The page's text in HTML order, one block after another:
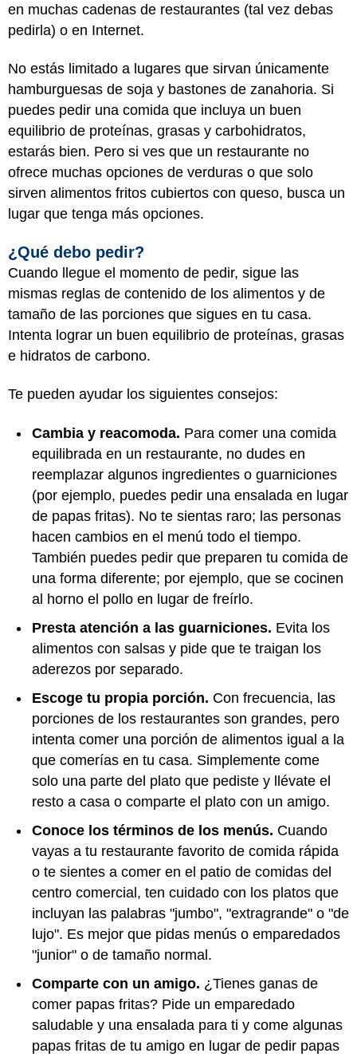
en muchas cadenas de restaurantes (tal vez debas
pedirla) o en Internet.
No estás limitado a lugares que sirvan únicamente
hamburguesas de soja y bastones de zanahoria. Si
puedes pedir una comida que incluya un buen
equilibrio de proteínas, grasas y carbohidratos,
estarás bien. Pero si ves que un restaurante no
ofrece muchas opciones de verduras o que solo
sirven alimentos fritos cubiertos con queso, busca un
lugar que tenga más opciones.
¿Qué debo pedir?
Cuando llegue el momento de pedir, sigue las
mismas reglas de contenido de los alimentos y de
tamaño de las porciones que sigues en tu casa.
Intenta lograr un buen equilibrio de proteínas, grasas
e hidratos de carbono.
Te pueden ayudar los siguientes consejos:
Cambia y reacomoda. Para comer una comida
equilibrada en un restaurante, no dudes en
reemplazar algunos ingredientes o guarniciones
(por ejemplo, puedes pedir una ensalada en lugar
de papas fritas). No te sientas raro; las personas
hacen cambios en el menú todo el tiempo.
También puedes pedir que preparen tu comida de
una forma diferente; por ejemplo, que se cocinen
al horno el pollo en lugar de freírlo.
Presta atención a las guarniciones. Evita los
alimentos con salsas y pide que te traigan los
aderezos por separado.
Escoge tu propia porción. Con frecuencia, las
porciones de los restaurantes son grandes, pero
intenta comer una porción de alimentos igual a la
que comerías en tu casa. Simplemente come
solo una parte del plato que pediste y llévate el
resto a casa o comparte el plato con un amigo.
Conoce los términos de los menús. Cuando
vayas a tu restaurante favorito de comida rápida
o te sientes a comer en el patio de comidas del
centro comercial, ten cuidado con los platos que
incluyan las palabras "jumbo", "extragrande" o "de
lujo". Es mejor que pidas menús o emparedados
"junior" o de tamaño normal.
Comparte con un amigo. ¿Tienes ganas de
comer papas fritas? Pide un emparedado
saludable y una ensalada para ti y come algunas
papas fritas de tu amigo en lugar de pedir papas